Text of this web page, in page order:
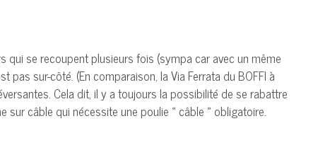
qui se recoupent plusieurs fois (sympa car avec un même
pas sur-côté. (En comparaison, la Via Ferrata du BOFFI à
Cela dit, il y a toujours la possibilité de se rabattre
câble qui nécessite une poulie « câble » obligatoire.